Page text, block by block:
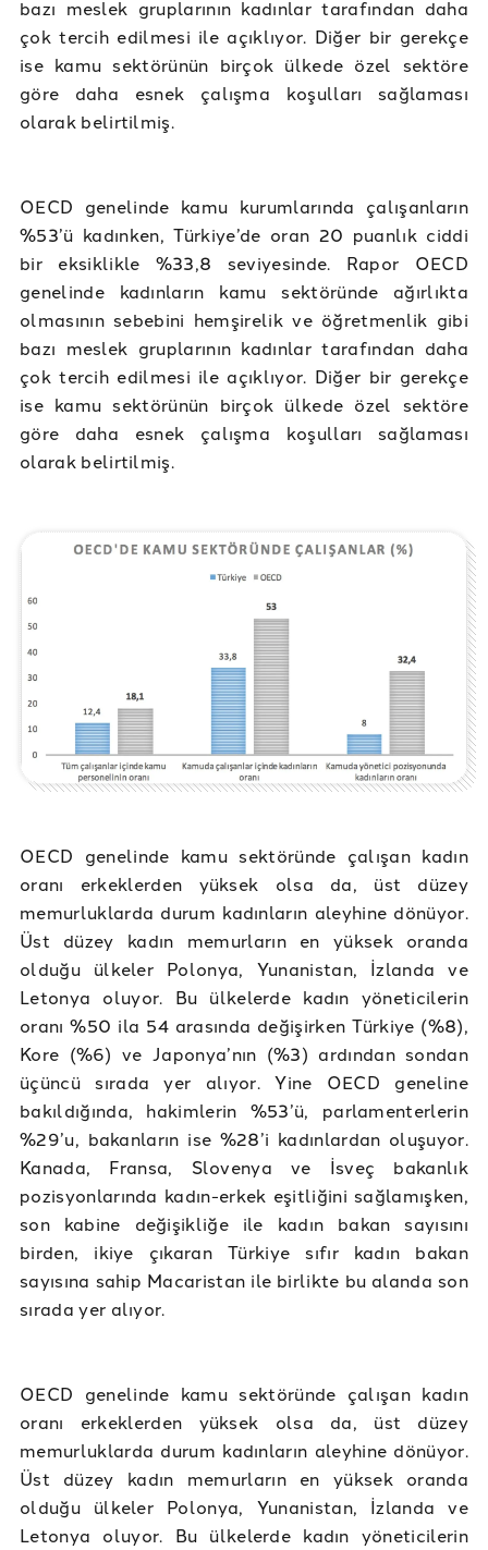
bazı meslek gruplarının kadınlar tarafından daha
çok tercih edilmesi ile açıklıyor. Diğer bir gerekçe
ise kamu sektörünün birçok ülkede özel sektöre
göre daha esnek çalışma koşulları sağlaması
olarak belirtilmiş.
OECD genelinde kamu kurumlarında çalışanların
%53’ü kadınken, Türkiye’de oran 20 puanlık ciddi
bir eksiklikle %33,8 seviyesinde. Rapor OECD
genelinde kadınların kamu sektöründe ağırlıkta
olmasının sebebini hemşirelik ve öğretmenlik gibi
bazı meslek gruplarının kadınlar tarafından daha
çok tercih edilmesi ile açıklıyor. Diğer bir gerekçe
ise kamu sektörünün birçok ülkede özel sektöre
göre daha esnek çalışma koşulları sağlaması
olarak belirtilmiş.
OECD genelinde kamu sektöründe çalışan kadın
oranı erkeklerden yüksek olsa da, üst düzey
memurluklarda durum kadınların aleyhine dönüyor.
Üst düzey kadın memurların en yüksek oranda
olduğu ülkeler Polonya, Yunanistan, İzlanda ve
Letonya oluyor. Bu ülkelerde kadın yöneticilerin
oranı %50 ila 54 arasında değişirken Türkiye (%8),
Kore (%6) ve Japonya’nın (%3) ardından sondan
üçüncü sırada yer alıyor. Yine OECD geneline
bakıldığında, hakimlerin %53’ü, parlamenterlerin
%29’u, bakanların ise %28’i kadınlardan oluşuyor.
Kanada, Fransa, Slovenya ve İsveç bakanlık
pozisyonlarında kadın-erkek eşitliğini sağlamışken,
son kabine değişikliğe ile kadın bakan sayısını
birden, ikiye çıkaran Türkiye sıfır kadın bakan
sayısına sahip Macaristan ile birlikte bu alanda son
sırada yer alıyor.
OECD genelinde kamu sektöründe çalışan kadın
oranı erkeklerden yüksek olsa da, üst düzey
memurluklarda durum kadınların aleyhine dönüyor.
Üst düzey kadın memurların en yüksek oranda
olduğu ülkeler Polonya, Yunanistan, İzlanda ve
Letonya oluyor. Bu ülkelerde kadın yöneticilerin